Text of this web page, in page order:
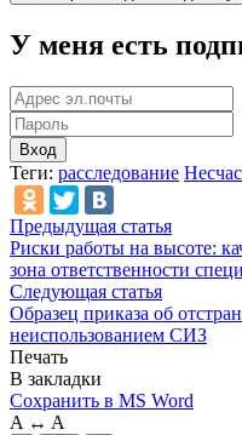
У меня есть
Вход
Теги: расследование
Предыдущая статья
Риски работы на высоте:
зона ответственности
Следующая статья
Образец приказа об
неиспользованием СИЗ
Печать
В закладки
Сохранить в MS Word
A ↔ A